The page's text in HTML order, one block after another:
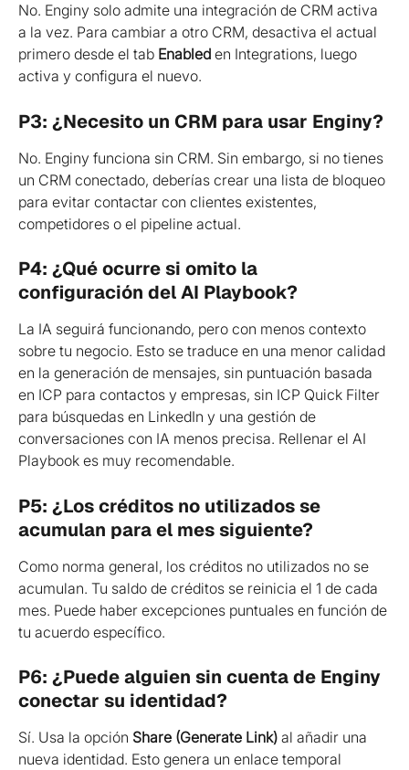
No. Enginy solo admite una integración de CRM activa
a la vez. Para cambiar a otro CRM, desactiva el actual
primero desde el tab Enabled en Integrations, luego
activa y configura el nuevo.
P3: ¿Necesito un CRM para usar Enginy?
No. Enginy funciona sin CRM. Sin embargo, si no tienes
un CRM conectado, deberías crear una lista de bloqueo
para evitar contactar con clientes existentes,
competidores o el pipeline actual.
P4: ¿Qué ocurre si omito la
configuración del AI Playbook?
La IA seguirá funcionando, pero con menos contexto
sobre tu negocio. Esto se traduce en una menor calidad
en la generación de mensajes, sin puntuación basada
en ICP para contactos y empresas, sin ICP Quick Filter
para búsquedas en LinkedIn y una gestión de
conversaciones con IA menos precisa. Rellenar el AI
Playbook es muy recomendable.
P5: ¿Los créditos no utilizados se
acumulan para el mes siguiente?
Como norma general, los créditos no utilizados no se
acumulan. Tu saldo de créditos se reinicia el 1 de cada
mes. Puede haber excepciones puntuales en función de
tu acuerdo específico.
P6: ¿Puede alguien sin cuenta de Enginy
conectar su identidad?
Sí. Usa la opción Share (Generate Link) al añadir una
nueva identidad. Esto genera un enlace temporal